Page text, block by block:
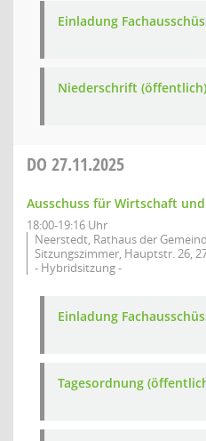
Einladung
Niederschrift (öffentlich)
DO 27.11.2025
Ausschuss für Wirtschaft
18:00-19:16 Uhr
Neerstedt, Rathaus der
Sitzungszimmer, Hauptstr. 26,
- Hybridsitzung -
Einladung
Tagesordnung